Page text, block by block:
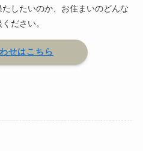
したいのか、お住まいのどんな
ださい。
せはこちら